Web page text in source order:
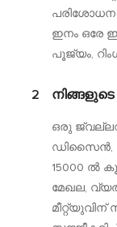
ഇനം ഒരേ
പൂജ്യം,
2 നിങ്ങളുടെ
ഒരു
ഡിസൈൻ,
15000 ൽ
മേഖല,
മീറ്റ്യുവിന്